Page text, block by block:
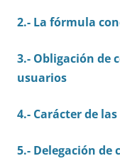
2.- La fórmula
3.- Obligación de
usuarios
4.- Carácter de
5.- Delegación de